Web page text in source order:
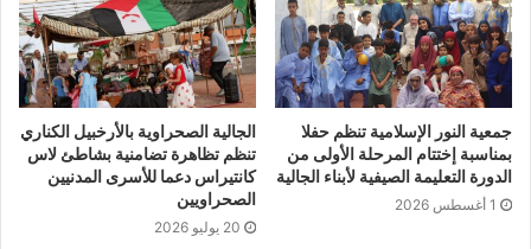
جمعية النور الإسلامية تنظم حفلا
بمناسبة إختتام المرحلة الأولى من
الدورة التعليمة الصيفية لأبناء الجالية
1 أغسطس 2026
الجالية الصحراوية بالأرخبيل الكناري
تنظم تظاهرة تضامنية بشاطئ لاس
كانتيراس دعما للأسرى المدنيين
الصحراويين
20 يوليو 2026